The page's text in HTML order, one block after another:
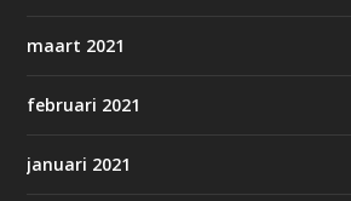
maart 2021
februari 2021
januari 2021